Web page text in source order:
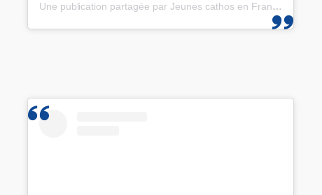
Une publication partagée par Jeunes cathos en France et les JMJ de Corée 2027 (@jeunescathos_fr)